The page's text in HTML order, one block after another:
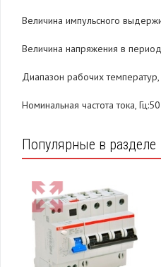
Величина импульсного
Величина напряжения в
Диапазон рабочих
Номинальная частота тока,
Популярные в разделе